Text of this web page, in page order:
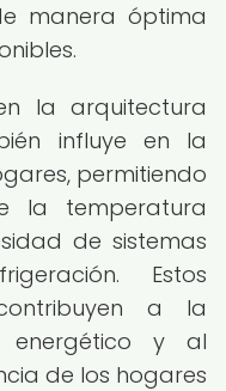
manera óptima
la arquitectura
influye en la
permitiendo
la temperatura
de sistemas
Estos
a la
energético y al
de los hogares